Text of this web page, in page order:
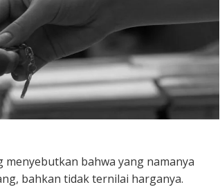
bahwa yang namanya
bahkan tidak ternilai harganya.